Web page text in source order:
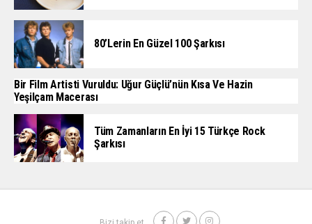
80’lerin En Güzel 100 Şarkısı
Bir Film Artisti Vuruldu: Uğur Güçlü’nün Kısa Ve Hazin
Yeşilçam Macerası
Tüm Zamanların En İyi 15 Türkçe Rock
Şarkısı